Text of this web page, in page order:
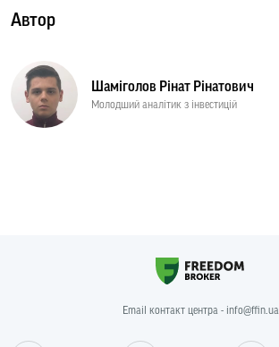
Автор
Шаміголов Рінат Рінатович
Молодший аналітик з інвестицій
Email контакт центра - info@ffin.ua